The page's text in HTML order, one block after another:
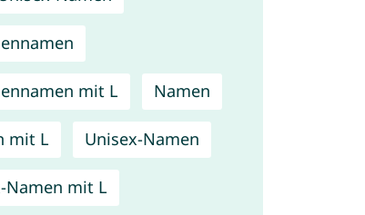
mit L Namen
mit L Unisex-Namen
Namen mit L